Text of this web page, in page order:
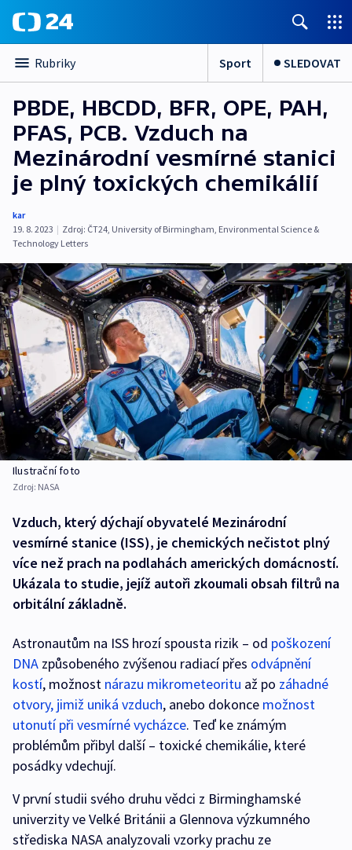
Rubriky Sport SLEDOVAT
PBDE, HBCDD, BFR, OPE, PAH,
PFAS, PCB. Vzduch na
Mezinárodní vesmírné stanici
je plný toxických chemikálií
kar
19. 8. 2023 | Zdroj: ČT24, University of Birmingham, Environmental Science &
Technology Letters
Ilustrační foto
Zdroj: NASA
Vzduch, který dýchají obyvatelé Mezinárodní
vesmírné stanice (ISS), je chemických nečistot plný
více než prach na podlahách amerických domácností.
Ukázala to studie, jejíž autoři zkoumali obsah filtrů na
orbitální základně.
Astronautům na ISS hrozí spousta rizik – od poškození
DNA způsobeného zvýšenou radiací přes odvápnění
kostí, možnost nárazu mikrometeoritu až po záhadné
otvory, jimiž uniká vzduch, anebo dokonce možnost
utonutí při vesmírné vycházce. Teď ke známým
problémům přibyl další – toxické chemikálie, které
posádky vdechují.
V první studii svého druhu vědci z Birminghamské
univerzity ve Velké Británii a Glennova výzkumného
střediska NASA analyzovali vzorky prachu ze